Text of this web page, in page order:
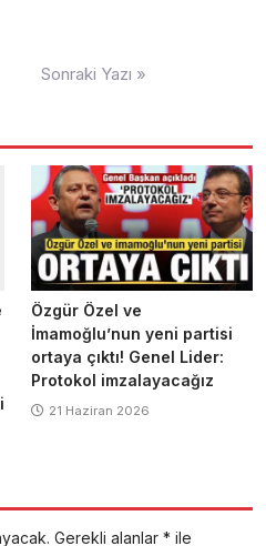
Sonraki Yazı »
Özgür Özel ve
İmamoğlu’nun yeni partisi
ortaya çıktı! Genel Lider:
Protokol imzalayacağız
21 Haziran 2026
Gerekli alanlar * ile